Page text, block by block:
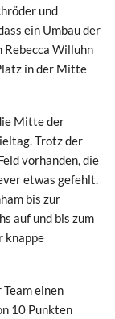
und
ein Umbau der
Willuhn
in der Mitte
Mitte der
Trotz der
vorhanden, die
etwas gefehlt.
bis zur
auf und bis zum
knappe
einen
10 Punkten